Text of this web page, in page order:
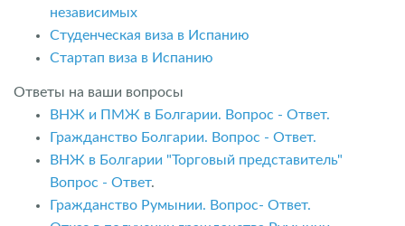
независимых
Студенческая виза в Испанию
Стартап виза в Испанию
Ответы на ваши вопросы
ВНЖ и ПМЖ в Болгарии. Вопрос - Ответ.
Гражданство Болгарии. Вопрос - Ответ.
ВНЖ в Болгарии "Торговый представитель"
Вопрос - Ответ.
Гражданство Румынии. Вопрос- Ответ.